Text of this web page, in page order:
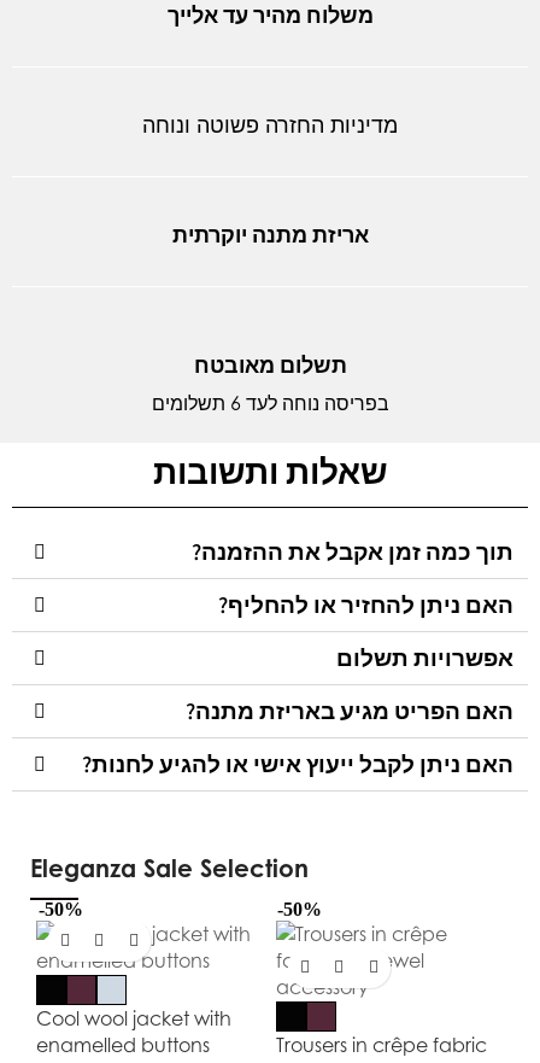
משלוח מהיר עד אלייך
מדיניות החזרה פשוטה ונוחה
אריזת מתנה יוקרתית
תשלום מאובטח
בפריסה נוחה לעד 6 תשלומים
שאלות ותשובות
תוך כמה זמן אקבל את ההזמנה?
האם ניתן להחזיר או להחליף?
אפשרויות תשלום
האם הפריט מגיע באריזת מתנה?
האם ניתן לקבל ייעוץ אישי או להגיע לחנות?
Eleganza Sale Selection
-50%
Cool wool jacket with
enamelled buttons
-50%
Trousers in crêpe fabric